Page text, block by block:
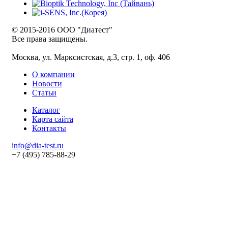
© 2015-2016 ООО "Диатест"
Все права защищены.
Москва, ул. Марксистская, д.3, стр. 1, оф. 406
О компании
Новости
Статьи
Каталог
Карта сайта
Контакты
info@dia-test.ru
+7 (495) 785-88-29